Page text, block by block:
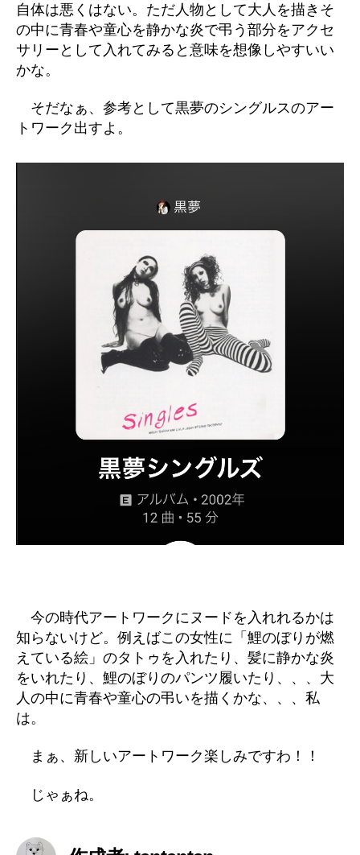
自体は悪くはない。ただ人物として大人を描きそ
の中に青春や童心を静かな炎で弔う部分をアクセ
サリーとして入れてみると意味を想像しやすいい
かな。
そだなぁ、参考として黒夢のシングルスのアー
トワーク出すよ。
今の時代アートワークにヌードを入れれるかは
知らないけど。例えばこの女性に「鯉のぼりが燃
えている絵」のタトゥを入れたり、髪に静かな炎
をいれたり、鯉のぼりのパンツ履いたり、、、大
人の中に青春や童心の弔いを描くかな、、、私
は。
まぁ、新しいアートワーク楽しみですわ！！
じゃぁね。